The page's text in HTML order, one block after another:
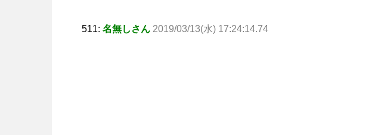
511: 名無しさん 2019/03/13(水) 17:24:14.74